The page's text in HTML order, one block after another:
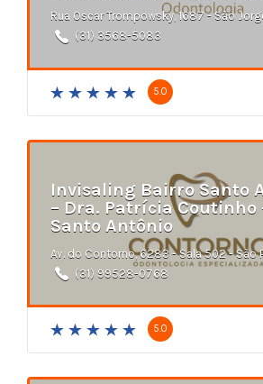
(31) 3568-5083
5.0
Invisaling Bairro Santo
– Dra. Patrícia Coutinho
Santo Antônio
(31) 99528-0768
5.0